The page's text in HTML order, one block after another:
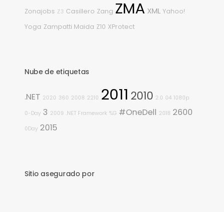
Zonajobs Z3 Casillero Zang ZMA XML Yahoo!
Yoga Zampatti Maida Z10 XProtect
Nube de etiquetas
.NET 2020 360 2008 2210 2011 2010 2.0 04 1080p
0-Day 3 2009 .NET Framework %G #OneDell 2018 2600
0Day 2015
Sitio asegurado por